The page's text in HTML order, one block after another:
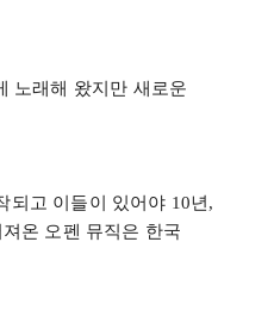
노래해 왔지만 새로운
되고 이들이 있어야 10년 ,
온 오펜 뮤직은 한국